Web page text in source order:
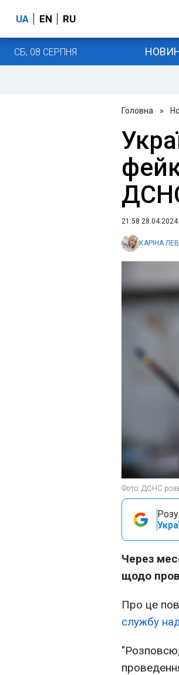
UA EN RU
СБ, 08 СЕРПНЯ
Головна »
21:58
КАРІНА
Фото: ДСНС
Через
щодо
Про це
службу